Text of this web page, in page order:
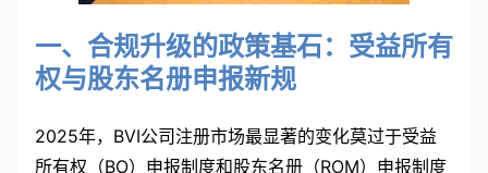
一、合规升级的政策基石：受益所有
权与股东名册申报新规
2025年，BVI公司注册市场最显著的变化莫过于受益